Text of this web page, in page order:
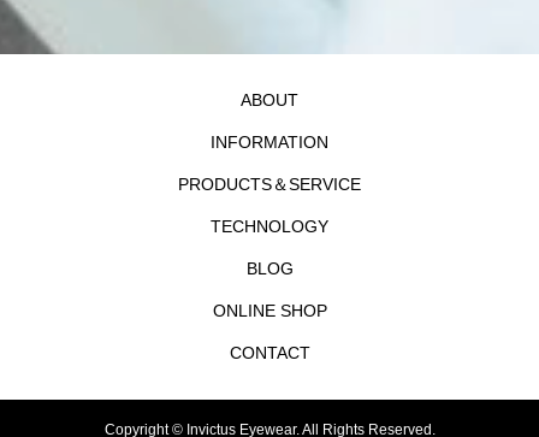
ABOUT
INFORMATION
PRODUCTS＆SERVICE
TECHNOLOGY
BLOG
ONLINE SHOP
CONTACT
Copyright ©Invictus Eyewear. All Rights Reserved.